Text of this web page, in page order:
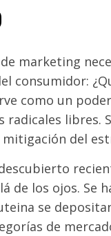
marketing
consumidor:
como un
libres.
del
de los ojos. Se
se
de